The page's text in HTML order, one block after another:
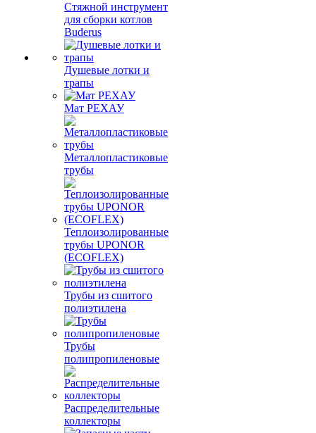
Стяжной инструмент
для сборки котлов
Buderus
Душевые лотки и
трапы
Мат РЕХАУ
Металлопластиковые
трубы
Теплоизолированные
трубы UPONOR
(ECOFLEX)
Трубы из сшитого
полиэтилена
Трубы
полипропиленовые
Распределительные
коллекторы